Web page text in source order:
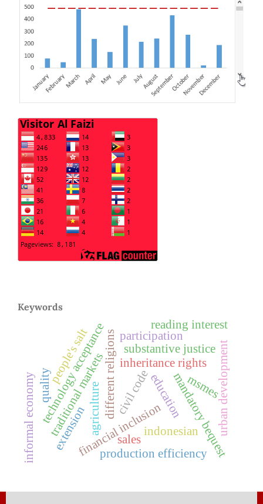
Keywords
inheritance rights
different religionscivil code mandatory bequest
substantive justice
traditional marketsfinancial inclusion
technology acceptance
informal economy urban development
production efficiency
agriculture education
extension
people's salt
sales
quality
participation
msmes
indonesian
reading interest